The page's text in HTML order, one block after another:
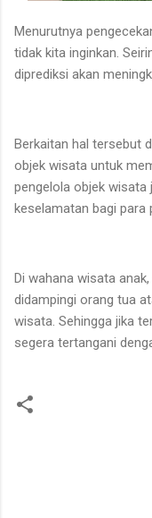
Menurutnya
tidak kita inginkan.
diprediksi akan
Berkaitan hal tersebut
objek wisata untuk
pengelola objek wisata
keselamatan bagi para
Di wahana wisata
didampingi orang tua
wisata. Sehingga jika
segera tertangani